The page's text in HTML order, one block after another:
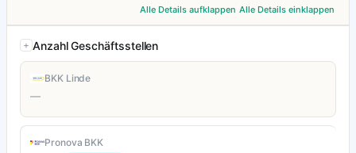
Alle Details aufklappen Alle Details einklappen
Anzahl Geschäftsstellen
BKK Linde
—
Pronova BKK